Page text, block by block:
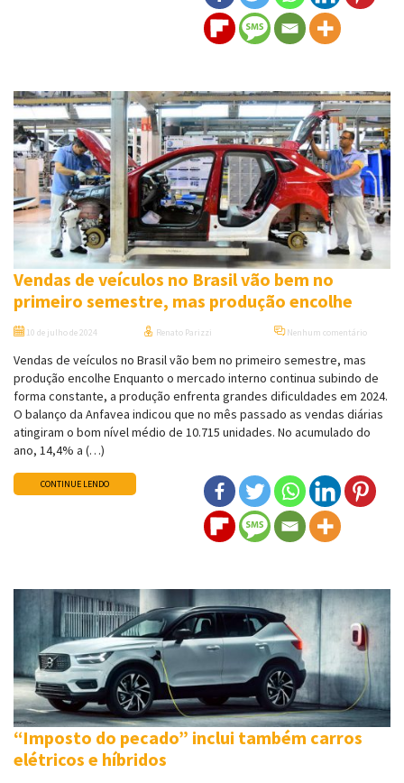
Vendas de veículos no Brasil vão bem no
primeiro semestre, mas produção encolhe
10 de julho de 2024 Renato Parizzi Nenhum comentário
Vendas de veículos no Brasil vão bem no primeiro semestre, mas
produção encolhe Enquanto o mercado interno continua subindo de
forma constante, a produção enfrenta grandes dificuldades em 2024.
O balanço da Anfavea indicou que no mês passado as vendas diárias
atingiram o bom nível médio de 10.715 unidades. No acumulado do
ano, 14,4% a (…)
CONTINUE LENDO
“Imposto do pecado” inclui também carros
elétricos e híbridos